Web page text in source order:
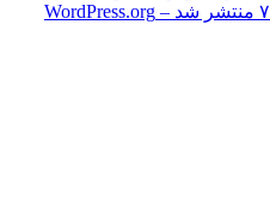
وردپرس فارسی نگارش ۷.۰ منتشر شد – WordPress.org